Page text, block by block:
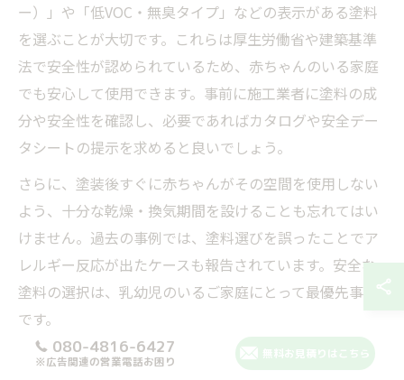
ー）」や「低VOC・無臭タイプ」などの表示がある塗料
を選ぶことが大切です。これらは厚生労働省や建築基準
法で安全性が認められているため、赤ちゃんのいる家庭
でも安心して使用できます。事前に施工業者に塗料の成
分や安全性を確認し、必要であればカタログや安全デー
タシートの提示を求めると良いでしょう。
さらに、塗装後すぐに赤ちゃんがその空間を使用しない
よう、十分な乾燥・換気期間を設けることも忘れてはい
けません。過去の事例では、塗料選びを誤ったことでア
レルギー反応が出たケースも報告されています。安全な
塗料の選択は、乳幼児のいるご家庭にとって最優先事項
です。
塗料の臭いや有害物質を抑えるリフォーム対策
080-4816-6427
※広告関連の営業電話お困り
無料お見積りはこちら